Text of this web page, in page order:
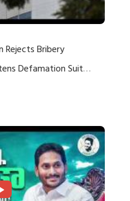
Rejects Bribery
Defamation Suit